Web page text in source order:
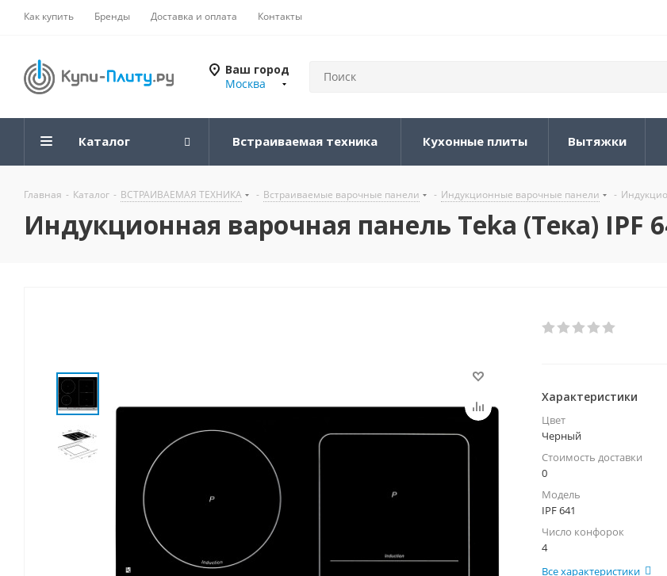
Как купить Бренды Доставка и оплата Контакты
Ваш город
Москва
Каталог Встраиваемая техника Кухонные плиты Вытяжки
Главная - Каталог - ВСТРАИВАЕМАЯ ТЕХНИКА - Встраиваемые варочные панели - Индукционные варочные панели -
Индукционная варочная панель Teka (Тека) IPF
Характеристики
Цвет
Черный
Стоимость доставки
0
Модель
IPF 641
Число конфорок
4
Все характеристики